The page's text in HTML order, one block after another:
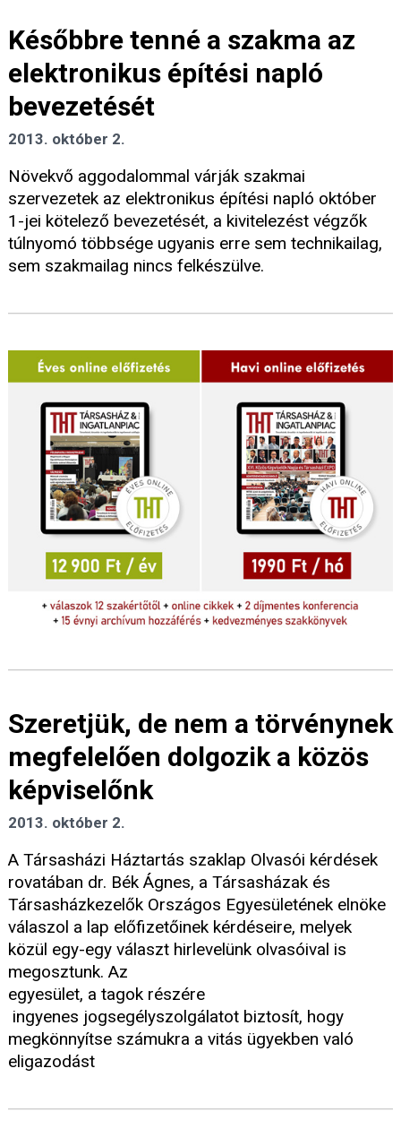
Későbbre tenné a szakma az
elektronikus építési napló
bevezetését
2013. október 2.
Növekvő aggodalommal várják szakmai
szervezetek az elektronikus építési napló október
1-jei kötelező bevezetését, a kivitelezést végzők
túlnyomó többsége ugyanis erre sem technikailag,
sem szakmailag nincs felkészülve.
Szeretjük, de nem a törvénynek
megfelelően dolgozik a közös
képviselőnk
2013. október 2.
A Társasházi Háztartás szaklap Olvasói kérdések
rovatában dr. Bék Ágnes, a Társasházak és
Társasházkezelők Országos Egyesületének elnöke
válaszol a lap előfizetőinek kérdéseire, melyek
közül egy-egy választ hirlevelünk olvasóival is
megosztunk. Az
egyesület, a tagok részére
ingyenes jogsegélyszolgálatot biztosít, hogy
megkönnyítse számukra a vitás ügyekben való
eligazodást